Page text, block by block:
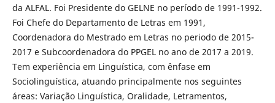
da ALFAL. Foi Presidente do GELNE no período de 1991-1992.
Foi Chefe do Departamento de Letras em 1991,
Coordenadora do Mestrado em Letras no periodo de 2015-
2017 e Subcoordenadora do PPGEL no ano de 2017 a 2019.
Tem experiência em Linguística, com ênfase em
Sociolinguística, atuando principalmente nos seguintes
áreas: Variação Linguística, Oralidade, Letramentos,